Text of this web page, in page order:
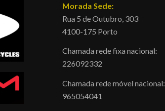
Morada Sede:
Rua 5 de Outubro, 303
4100-175 Porto
Chamada rede fixa nacional:
226092332
Chamada rede móvel nacional:
965054041